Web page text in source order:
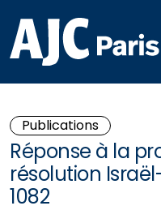
Publications
Réponse à la
résolution
1082